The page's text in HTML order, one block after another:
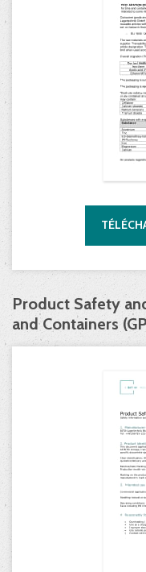
Product Safety
and Containers